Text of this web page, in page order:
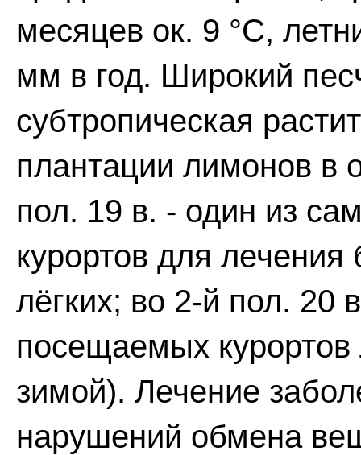
месяцев ок. 9 °С,
мм в год. Широкий
субтропическая
плантации лимонов в
пол. 19 в. - один из
курортов для
лёгких; во 2-й пол. 20
посещаемых курортов
зимой). Лечение
нарушений обмена